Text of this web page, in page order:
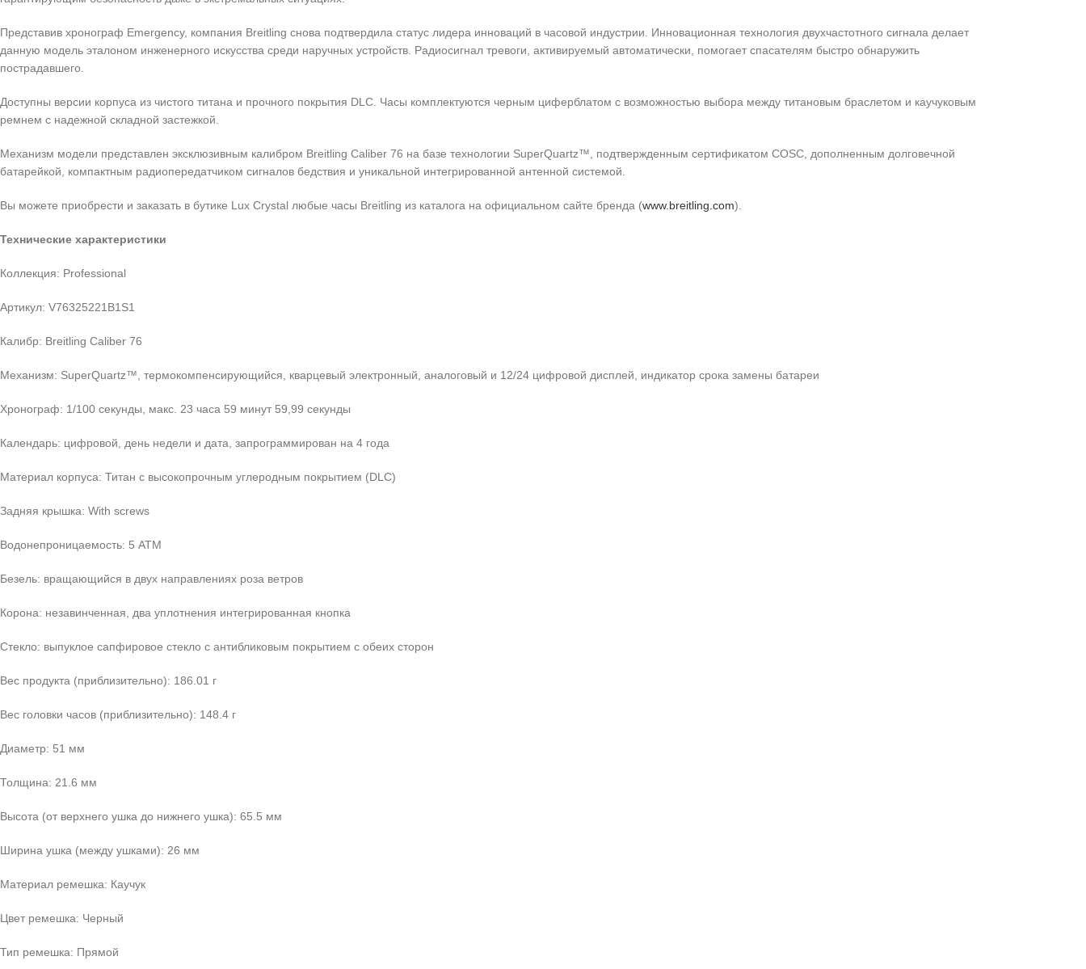
Представив хронограф Emergency, компания Breitling снова подтвердила статус лидера инноваций в часовой индустрии. Инновационная технология двухчастотного сигнала делает
данную модель эталоном инженерного искусства среди наручных устройств. Радиосигнал тревоги, активируемый автоматически, помогает спасателям быстро обнаружить
пострадавшего.
Доступны версии корпуса из чистого титана и прочного покрытия DLC. Часы комплектуются черным циферблатом с возможностью выбора между титановым браслетом и каучуковым
ремнем с надежной складной застежкой.
Механизм модели представлен эксклюзивным калибром Breitling Caliber 76 на базе технологии SuperQuartz™, подтвержденным сертификатом COSC, дополненным долговечной
батарейкой, компактным радиопередатчиком сигналов бедствия и уникальной интегрированной антенной системой.
Вы можете приобрести и заказать в бутике Lux Crystal любые часы Breitling из каталога на официальном сайте бренда (www.breitling.com).
Технические характеристики
Коллекция: Professional
Артикул: V76325221B1S1
Калибр: Breitling Caliber 76
Механизм: SuperQuartz™, термокомпенсирующийся, кварцевый электронный, аналоговый и 12/24 цифровой дисплей, индикатор срока замены батареи
Хронограф: 1/100 секунды, макс. 23 часа 59 минут 59,99 секунды
Календарь: цифровой, день недели и дата, запрограммирован на 4 года
Материал корпуса: Титан с высокопрочным углеродным покрытием (DLC)
Задняя крышка: With screws
Водонепроницаемость: 5 ATM
Безель: вращающийся в двух направлениях роза ветров
Корона: незавинченная, два уплотнения интегрированная кнопка
Стекло: выпуклое сапфировое стекло с антибликовым покрытием с обеих сторон
Вес продукта (приблизительно): 186.01 г
Вес головки часов (приблизительно): 148.4 г
Диаметр: 51 мм
Толщина: 21.6 мм
Высота (от верхнего ушка до нижнего ушка): 65.5 мм
Ширина ушка (между ушками): 26 мм
Материал ремешка: Каучук
Цвет ремешка: Черный
Тип ремешка: Прямой